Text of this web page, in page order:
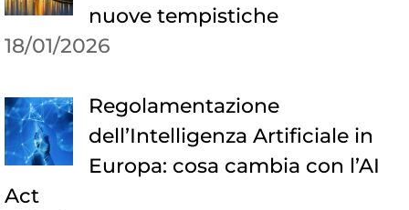
nuove tempistiche
18/01/2026
Regolamentazione
dell’Intelligenza Artificiale in
Europa: cosa cambia con l’AI
Act